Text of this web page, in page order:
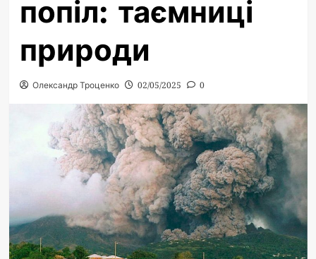
попіл: таємниці
природи
Олександр Троценко 02/05/2025 0